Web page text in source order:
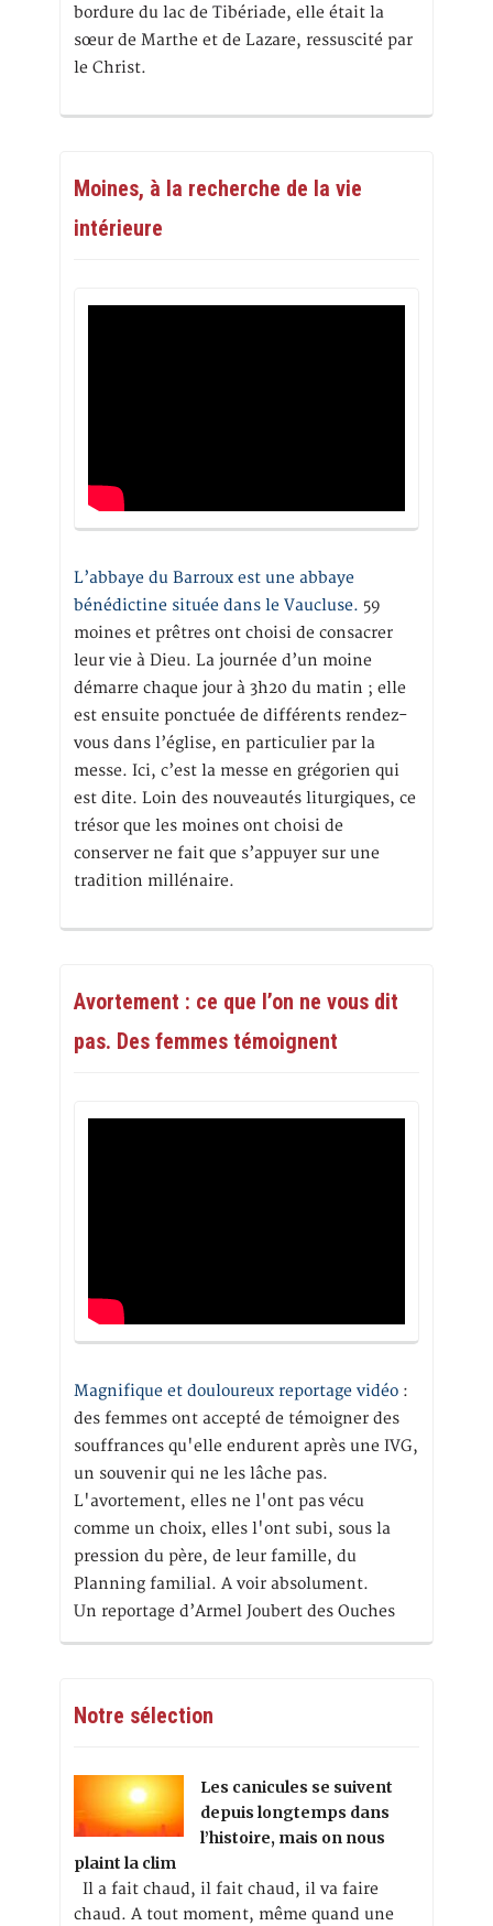
bordure du lac de Tibériade, elle était la
sœur de Marthe et de Lazare, ressuscité par
le Christ.
Moines, à la recherche de la vie
intérieure
L’abbaye du Barroux est une abbaye
bénédictine située dans le Vaucluse. 59
moines et prêtres ont choisi de consacrer
leur vie à Dieu. La journée d’un moine
démarre chaque jour à 3h20 du matin ; elle
est ensuite ponctuée de différents rendez-
vous dans l’église, en particulier par la
messe. Ici, c’est la messe en grégorien qui
est dite. Loin des nouveautés liturgiques, ce
trésor que les moines ont choisi de
conserver ne fait que s’appuyer sur une
tradition millénaire.
Avortement : ce que l’on ne vous dit
pas. Des femmes témoignent
Magnifique et douloureux reportage vidéo :
des femmes ont accepté de témoigner des
souffrances qu'elle endurent après une IVG,
un souvenir qui ne les lâche pas.
L'avortement, elles ne l'ont pas vécu
comme un choix, elles l'ont subi, sous la
pression du père, de leur famille, du
Planning familial. A voir absolument.
Un reportage d’Armel Joubert des Ouches
Notre sélection
Les canicules se suivent
depuis longtemps dans
l’histoire, mais on nous
plaint la clim
Il a fait chaud, il fait chaud, il va faire
chaud. A tout moment, même quand une